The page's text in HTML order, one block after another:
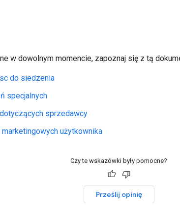
w dowolnym momencie, zapoznaj się z tą
do siedzenia
specjalnych
dotyczących sprzedawcy
marketingowych użytkownika
Czy te wskazówki były pomocne?
Prześlij opinię